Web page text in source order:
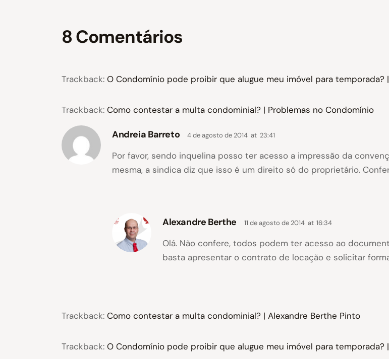
8 Comentários
Trackback: O Condomínio pode proibir que alugue meu imóvel para temporada?
Trackback: Como contestar a multa condominial? | Problemas no Condomínio
Andreia Barreto 4 de agosto de 2014 at 23:41
Por favor, sendo inquelina posso ter acesso a impressão da
mesma, a sindica diz que isso é um direito só do proprietário.
Alexandre Berthe 11 de agosto de 2014 at 16:34
Olá. Não confere, todos podem ter acesso ao
basta apresentar o contrato de locação e solicitar
Trackback: Como contestar a multa condominial? | Alexandre Berthe Pinto
Trackback: O Condomínio pode proibir que alugue meu imóvel para temporada?